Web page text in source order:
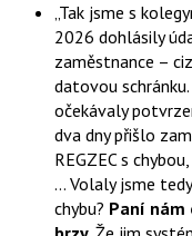
Tak jsme s
2026 dohlásily
zaměstnance –
datovou
očekávaly
dva dny přišlo
REGZEC s
… Volaly jsme
chybu? Paní nám